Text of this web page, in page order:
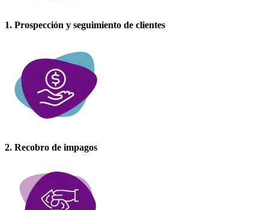
1. Prospección y seguimiento de clientes
2. Recobro de impagos